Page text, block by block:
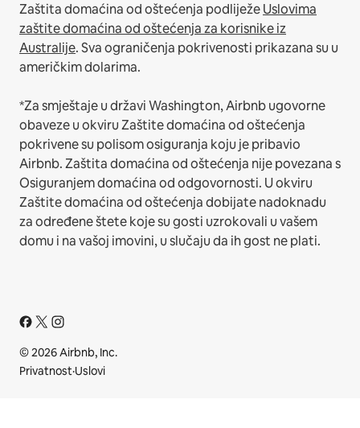
Zaštita domaćina od oštećenja podliježeUslovima
zaštite domaćina od oštećenja za korisnike iz
Australije. Sva ograničenja pokrivenosti prikazana su u
američkim dolarima.
*Za smještaje u državi Washington, Airbnb ugovorne
obaveze u okviru Zaštite domaćina od oštećenja
pokrivene su polisom osiguranja koju je pribavio
Airbnb. Zaštita domaćina od oštećenja nije povezana s
Osiguranjem domaćina od odgovornosti. U okviru
Zaštite domaćina od oštećenja dobijate nadoknadu
za određene štete koje su gosti uzrokovali u vašem
domu i na vašoj imovini, u slučaju da ih gost ne plati.
© 2026 Airbnb, Inc.
Privatnost·Uslovi